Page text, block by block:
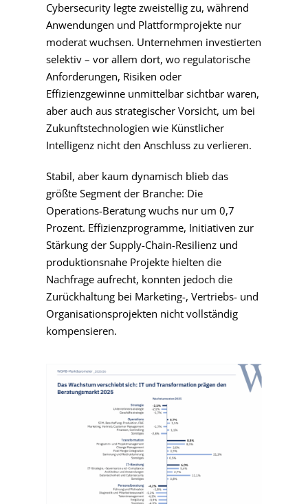
Cybersecurity legte zweistellig zu, während
Anwendungen und Plattformprojekte nur
moderat wuchsen. Unternehmen investierten
selektiv – vor allem dort, wo regulatorische
Anforderungen, Risiken oder
Effizienzgewinne unmittelbar sichtbar waren,
aber auch aus strategischer Vorsicht, um bei
Zukunftstechnologien wie Künstlicher
Intelligenz nicht den Anschluss zu verlieren.
Stabil, aber kaum dynamisch blieb das
größte Segment der Branche: Die
Operations-Beratung wuchs nur um 0,7
Prozent. Effizienzprogramme, Initiativen zur
Stärkung der Supply-Chain-Resilienz und
produktionsnahe Projekte hielten die
Nachfrage aufrecht, konnten jedoch die
Zurückhaltung bei Marketing-, Vertriebs- und
Organisationsprojekten nicht vollständig
kompensieren.